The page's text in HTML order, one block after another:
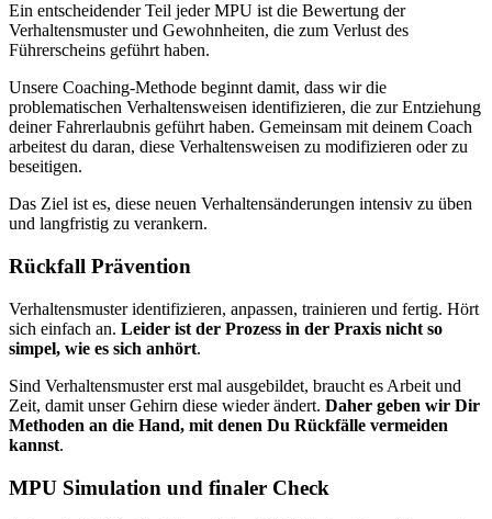
Ein entscheidender Teil jeder MPU ist die Bewertung der
Verhaltensmuster und Gewohnheiten, die zum Verlust des
Führerscheins geführt haben.
Unsere Coaching-Methode beginnt damit, dass wir die
problematischen Verhaltensweisen identifizieren, die zur Entziehung
deiner Fahrerlaubnis geführt haben. Gemeinsam mit deinem Coach
arbeitest du daran, diese Verhaltensweisen zu modifizieren oder zu
beseitigen.
Das Ziel ist es, diese neuen Verhaltensänderungen intensiv zu üben
und langfristig zu verankern.
Rückfall Prävention
Verhaltensmuster identifizieren, anpassen, trainieren und fertig. Hört
sich einfach an. Leider ist der Prozess in der Praxis nicht so
simpel, wie es sich anhört.
Sind Verhaltensmuster erst mal ausgebildet, braucht es Arbeit und
Zeit, damit unser Gehirn diese wieder ändert. Daher geben wir Dir
Methoden an die Hand, mit denen Du Rückfälle vermeiden
kannst.
MPU Simulation und finaler Check